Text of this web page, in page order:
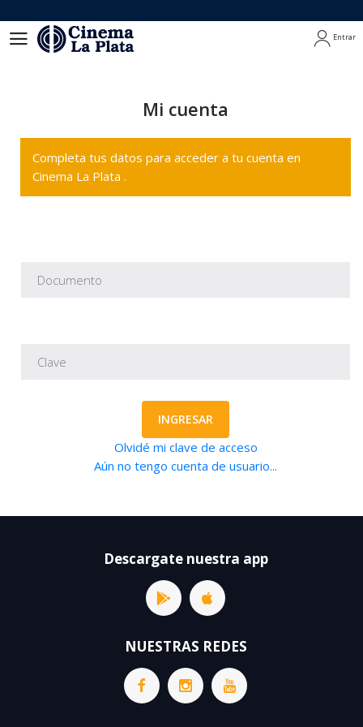
Entrar
Mi cuenta
Completa tus datos para acceder a tu cuenta en
Cinema La Plata .
INGRESAR
Olvidé mi clave de acceso
Aún no tengo cuenta de usuario...
Descargate nuestra app
NUESTRAS REDES